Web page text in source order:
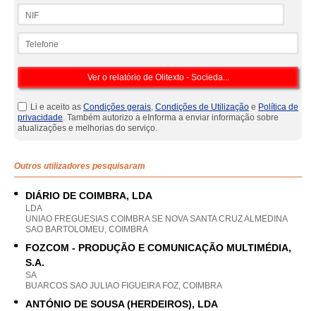
Li e aceito as Condições gerais, Condições de Utilização e Política de
privacidade. Também autorizo a eInforma a enviar informação sobre
atualizações e melhorias do serviço.
Outros utilizadores pesquisaram
DIÁRIO DE COIMBRA, LDA
LDA
UNIAO FREGUESIAS COIMBRA SE NOVA SANTA CRUZ ALMEDINA
SAO BARTOLOMEU, COIMBRA
FOZCOM - PRODUÇÃO E COMUNICAÇÃO MULTIMÉDIA,
S.A.
SA
BUARCOS SAO JULIAO FIGUEIRA FOZ, COIMBRA
ANTÓNIO DE SOUSA (HERDEIROS), LDA